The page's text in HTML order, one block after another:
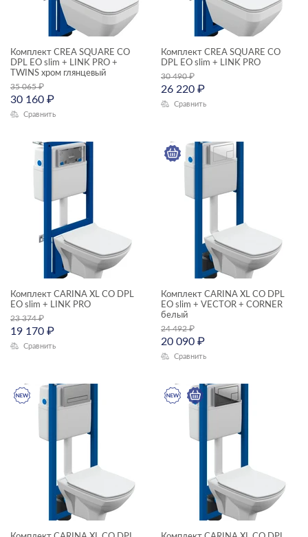
Комплект CREA SQUARE CO
DPL EO slim + LINK PRO +
TWINS хром глянцевый
35 065₽
30 160 ₽
Сравнить
Комплект CREA SQUARE CO
DPL EO slim + LINK PRO
30 490₽
26 220 ₽
Сравнить
Комплект CARINA XL CO DPL
EO slim + LINK PRO
23 374₽
19 170 ₽
Сравнить
Комплект CARINA XL CO DPL
EO slim + VECTOR + CORNER
белый
24 492₽
20 090 ₽
Сравнить